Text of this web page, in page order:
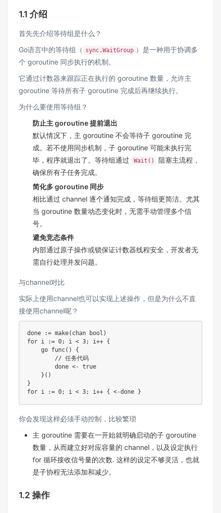
1.1 介绍
首先先介绍等待组是什么？
Go语言中的等待组（ sync.WaitGroup ）是一种用于协调多
个 goroutine 同步执行的机制。
它通过计数器来跟踪正在执行的 goroutine 数量，允许主
goroutine 等待所有子 goroutine 完成后再继续执行。
为什么要使用等待组？
防止主 goroutine 提前退出
默认情况下，主 goroutine 不会等待子 goroutine 完
成。若不使用同步机制，子 goroutine 可能未执行完
毕，程序就退出了。等待组通过
Wait()
阻塞主流程，
确保所有子任务完成。
简化多 goroutine 同步
相比通过 channel 逐个通知完成，等待组更简洁。尤其
当 goroutine 数量动态变化时，无需手动管理多个信
号。
避免竞态条件
内部通过原子操作或锁保证计数器线程安全，开发者无
需自行处理并发问题。
与channel对比
实际上使用channel也可以实现上述操作，但是为什么不直
接使用channel呢？
done := make(chan bool)
for i := 0; i < 3; i++ {
    go func() {
        // 任务代码
        done <- true
    }()
}
for i := 0; i < 3; i++ { <-done }
你会发现这样必须手动控制，比较繁琐
主 goroutine 需要在一开始就明确启动的子 goroutine
数量，从而建立好对应容量的 channel，以及设定执行
for 循环接收信号量的次数. 这样的设定不够灵活，也就
是子协程无法添加和减少。
1.2 操作